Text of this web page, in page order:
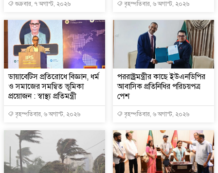
শুক্রবার, ৭ অগাস্ট, ২০২৬ বৃহস্পতিবার, ৬ অগাস্ট, ২০২৬
ডায়াবেটিস প্রতিরোধে বিজ্ঞান, ধর্ম
ও সমাজের সমন্বিত ভূমিকা
প্রয়োজন : স্বাস্থ্য প্রতিমন্ত্রী
বৃহস্পতিবার, ৬ অগাস্ট, ২০২৬
পররাষ্ট্রমন্ত্রীর কা‌ছে ইউএনডিপির
আবাসিক প্রতিনিধির পরিচয়পত্র
পেশ
বৃহস্পতিবার, ৬ অগাস্ট, ২০২৬